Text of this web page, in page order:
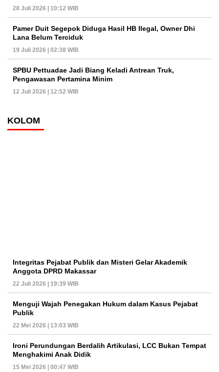
28 Juli 2026 | 10:12 WIB
Pamer Duit Segepok Diduga Hasil HB Ilegal, Owner Dhi
Lana Belum Terciduk
19 Juli 2026 | 02:38 WIB
SPBU Pettuadae Jadi Biang Keladi Antrean Truk,
Pengawasan Pertamina Minim
12 Juli 2026 | 12:52 WIB
KOLOM
Integritas Pejabat Publik dan Misteri Gelar Akademik
Anggota DPRD Makassar
22 Juli 2026 | 19:39 WIB
Menguji Wajah Penegakan Hukum dalam Kasus Pejabat
Publik
22 Mei 2026 | 13:03 WIB
Ironi Perundungan Berdalih Artikulasi, LCC Bukan Tempat
Menghakimi Anak Didik
15 Mei 2026 | 00:47 WIB